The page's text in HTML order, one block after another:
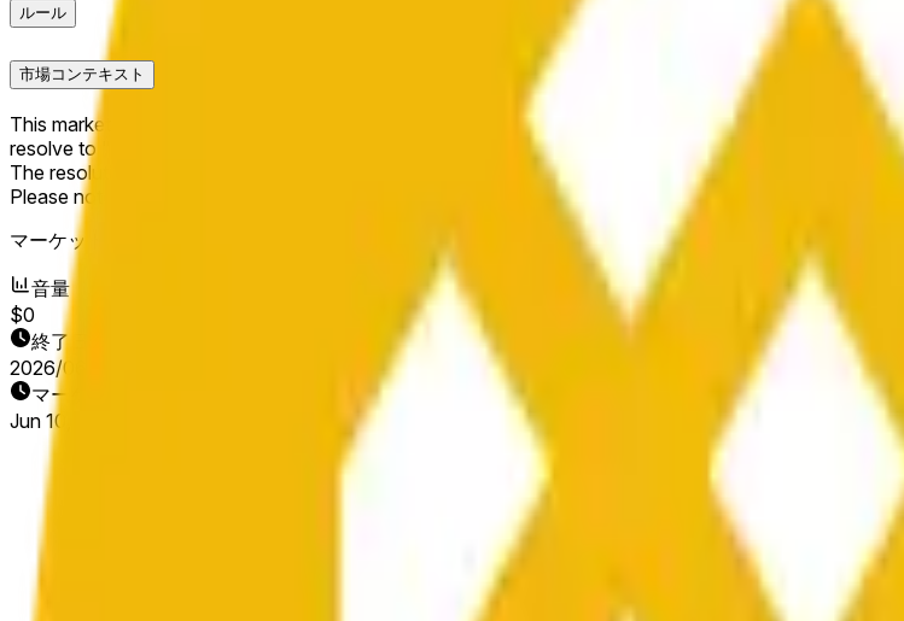
ルール
市場コンテキスト
This market will resolve to "Up" if the BNB price at the end of the time range specified in the title is
resolve to "Down".
The resolution source for this market is information from Chainlink, specifically the BNB/USD data
Please note that this market is about the price according to Chainlink data stream BNB/USD, not
マーケット開始日：
音量
$0
終了日
2026/06/12
マーケット開始日
Jun 10, 2026, 8:31 PM ET